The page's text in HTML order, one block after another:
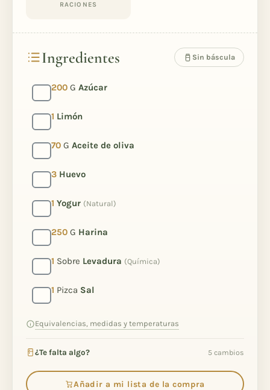
RACIONES
Ingredientes Sin báscula
200 G Azúcar
1 Limón
70 G Aceite de oliva
3 Huevo
1 Yogur (Natural)
250 G Harina
1 Sobre Levadura (Química)
1 Pizca Sal
Equivalencias, medidas y temperaturas
¿Te falta algo? 5 cambios
Añadir a mi lista de la compra